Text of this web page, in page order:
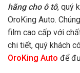
hãng cho ô tô, quý
OroKing Auto.
film cao cấp với
chi tiết, quý khách
OroKing Auto để